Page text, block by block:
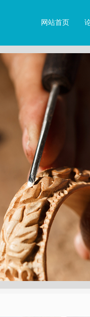
网站首页